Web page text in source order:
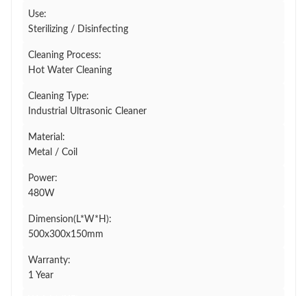
Use:
Sterilizing / Disinfecting
Cleaning Process:
Hot Water Cleaning
Cleaning Type:
Industrial Ultrasonic Cleaner
Material:
Metal / Coil
Power:
480W
Dimension(L*W*H):
500x300x150mm
Warranty:
1 Year